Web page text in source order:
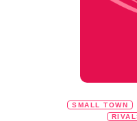
SMALL TOWN